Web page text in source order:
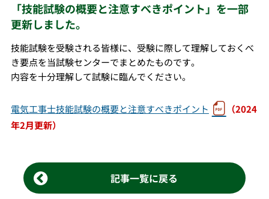
「技能試験の概要と注意すべきポイント」を一部
更新しました。
技能試験を受験される皆様に、受験に際して理解しておくべ
き要点を当試験センターでまとめたものです。
内容を十分理解して試験に臨んでください。
電気工事士技能試験の概要と注意すべきポイント
（2024
年2月更新）
記事一覧に戻る